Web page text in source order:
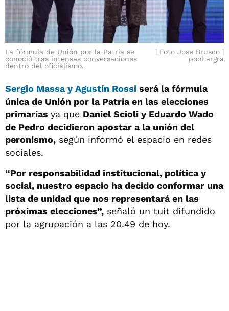
La fórmula de Unión por la Patria se
conoció tras intensas conversaciones
dentro del oficialismo.
Foto Jose Brusco |
pool argra
Sergio Massa y Agustín Rossi será la fórmula
única de Unión por la Patria en las elecciones
primarias ya que Daniel Scioli y Eduardo Wado
de Pedro decidieron apostar a la unión del
peronismo, según informó el espacio en redes
sociales.
“Por responsabilidad institucional, política y
social, nuestro espacio ha decido conformar una
lista de unidad que nos representará en las
próximas elecciones”, señaló un tuit difundido
por la agrupación a las 20.49 de hoy.